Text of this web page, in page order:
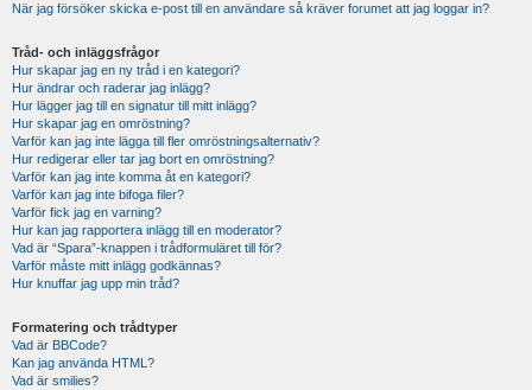
När jag försöker skicka e-post till en användare så kräver forumet att jag loggar in?
Tråd- och inläggsfrågor
Hur skapar jag en ny tråd i en kategori?
Hur ändrar och raderar jag inlägg?
Hur lägger jag till en signatur till mitt inlägg?
Hur skapar jag en omröstning?
Varför kan jag inte lägga till fler omröstningsalternativ?
Hur redigerar eller tar jag bort en omröstning?
Varför kan jag inte komma åt en kategori?
Varför kan jag inte bifoga filer?
Varför fick jag en varning?
Hur kan jag rapportera inlägg till en moderator?
Vad är “Spara”-knappen i trådformuläret till för?
Varför måste mitt inlägg godkännas?
Hur knuffar jag upp min tråd?
Formatering och trådtyper
Vad är BBCode?
Kan jag använda HTML?
Vad är smilies?